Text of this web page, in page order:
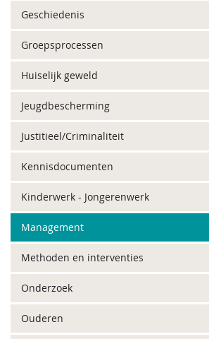
Geschiedenis
Groepsprocessen
Huiselijk geweld
Jeugdbescherming
Justitieel/Criminaliteit
Kennisdocumenten
Kinderwerk - Jongerenwerk
Management
Methoden en interventies
Onderzoek
Ouderen